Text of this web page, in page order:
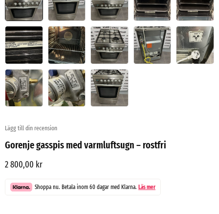
Lägg till din recension
Gorenje gasspis med varmluftsugn – rostfri
2 800,00 kr
Shoppa nu. Betala inom 60 dagar med Klarna. Läs mer